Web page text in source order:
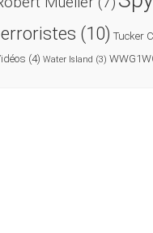
(10) Tucker
(4) Water Island (3)